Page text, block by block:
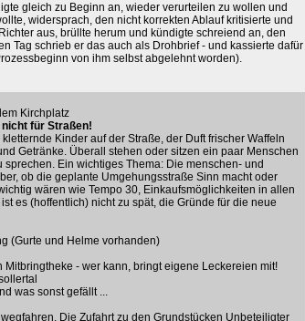
gleich zu Beginn an, wieder verurteilen zu wollen und
widersprach, den nicht korrekten Ablauf kritisierte und
aus, brüllte herum und kündigte schreiend an, den
Tag schrieb er das auch als Drohbrief - und kassierte dafür
von ihm selbst abgelehnt worden).
Kirchplatz
für Straßen!
Kinder auf der Straße, der Duft frischer Waffeln
Getränke. Überall stehen oder sitzen ein paar Menschen
Ein wichtiges Thema: Die menschen- und
ob die geplante Umgehungsstraße Sinn macht oder
wären wie Tempo 30, Einkaufsmöglichkeiten in allen
es (hoffentlich) nicht zu spät, die Gründe für die neue
(Gurte und Helme vorhanden)
- wer kann, bringt eigene Leckereien mit!
was sonst gefällt ...
Die Zufahrt zu den Grundstücken Unbeteiligter